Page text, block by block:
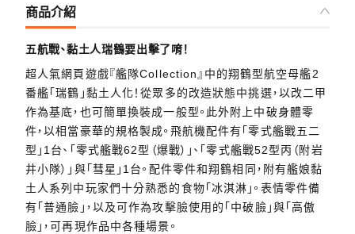
商品介紹
五航戰、黏土人瑞鶴要出擊了唷！
超人氣網頁遊戲『艦隊Collection』中的翔鶴型航空母艦2
番艦「瑞鶴」黏土人化！從眾多的改造狀態中挑選，以改二甲
作為基底，也可簡單換裝成一般型。此外附上中破身體零
件，以相當豪華的規格製成。飛航機配件有「零式艦戰五二
型」1台、「零式艦戰62型（爆戰）」、「零式艦戰52型丙（附岩
井小隊）」與「彗星」1台。配件零件和翔鶴相同，附有艦娘黏
土人系列中玩家們十分熟悉的食物「冰淇淋」。表情零件備
有「普通臉」，以及可作為攻擊臉使用的「中破臉」與「高傲
臉」，可再現作品中各種場景。